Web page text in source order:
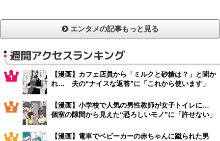
エンタメの記事もっと見る
週間アクセスランキング
【漫画】カフェ店員から「ミルクと砂糖は？」と聞か
れ… 夫の“ナイスな返答”に「これから使います」
【漫画】小学校で人気の男性教師が女子トイレに…
個室の隙間から見えた“恐ろしいモノ”に「許せない」
【漫画】電車でベビーカーの赤ちゃんに蹴られた男